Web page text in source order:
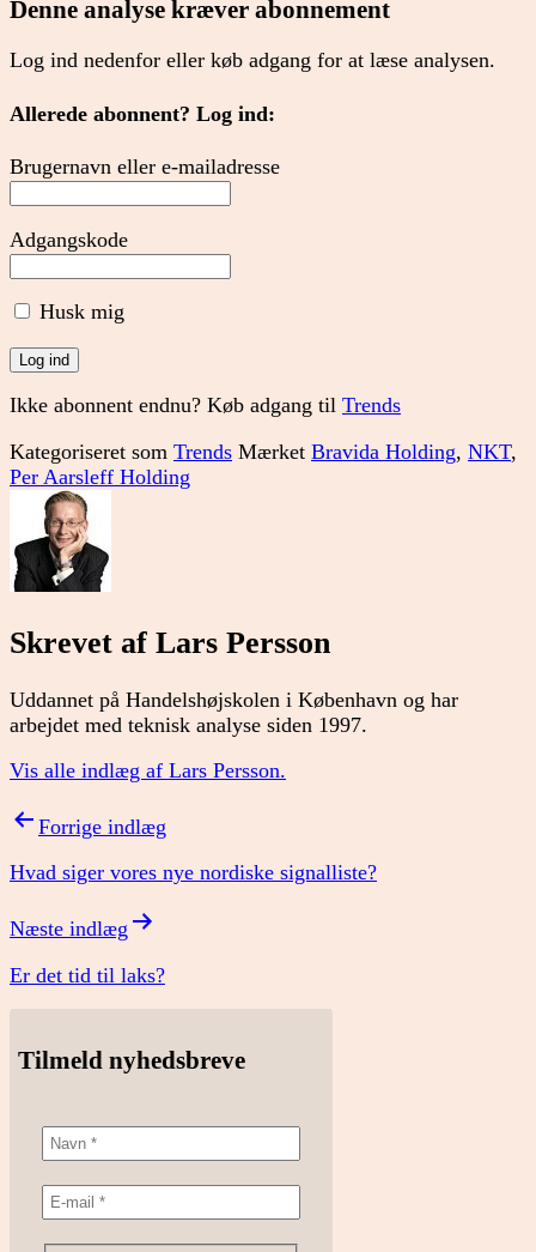
Denne analyse kræver abonnement
Log ind nedenfor eller køb adgang for at læse analysen.
Allerede abonnent? Log ind:
Brugernavn eller e-mailadresse
Adgangskode
Husk mig
Ikke abonnent endnu? Køb adgang til Trends
Kategoriseret som Trends Mærket Bravida Holding, NKT,
Per Aarsleff Holding
Skrevet af Lars Persson
Uddannet på Handelshøjskolen i København og har
arbejdet med teknisk analyse siden 1997.
Vis alle indlæg af Lars Persson.
Indlægsnavigation
Forrige indlæg
Hvad siger vores nye nordiske signalliste?
Næste indlæg
Er det tid til laks?
Tilmeld nyhedsbreve